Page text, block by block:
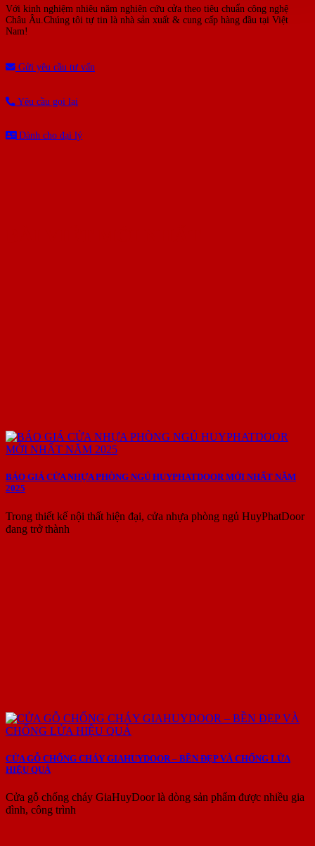
Với kinh nghiệm nhiêu năm nghiên cứu cửa theo tiêu chuẩn công nghệ
Châu Âu.Chúng tôi tự tin là nhà sản xuất & cung cấp hàng đầu tại Việt
Nam!
Gửi yêu cầu tư vấn
Yêu cầu gọi lại
Dành cho đại lý
BÁO GIÁ CỬA NHỰA PHÒNG NGỦ HUYPHATDOOR MỚI NHẤT NĂM
2025
Trong thiết kế nội thất hiện đại, cửa nhựa phòng ngủ HuyPhatDoor
đang trở thành
CỬA GỖ CHỐNG CHÁY GIAHUYDOOR – BỀN ĐẸP VÀ CHỐNG LỬA
HIỆU QUẢ
Cửa gỗ chống cháy GiaHuyDoor là dòng sản phẩm được nhiều gia
đình, công trình